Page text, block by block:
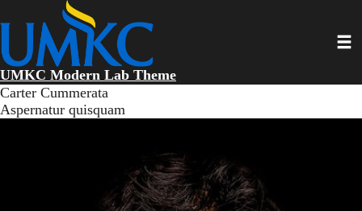
to
content
UMKC Modern Lab Theme
Carter Cummerata
Aspernatur quisquam